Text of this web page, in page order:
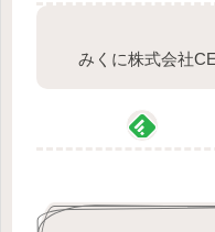
みくに株式会社